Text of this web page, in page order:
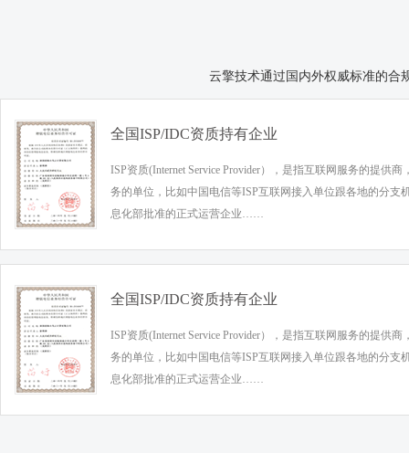
云擎技术通过国内外权威标准的合
全国ISP/IDC资质持有企业
ISP资质(Internet Service Provider），是指互联网服务的提供
务的单位，比如中国电信等ISP互联网接入单位跟各地的分支
息化部批准的正式运营企业……
全国ISP/IDC资质持有企业
ISP资质(Internet Service Provider），是指互联网服务的提供
务的单位，比如中国电信等ISP互联网接入单位跟各地的分支
息化部批准的正式运营企业……